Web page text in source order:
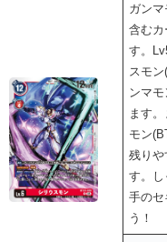
ガン
含む
す。
スモ
ンマ
ます
モン
残り
す。し
手のセ
う！